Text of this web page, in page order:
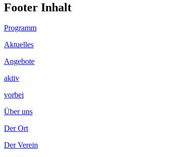
Footer Inhalt
Programm
Aktuelles
Angebote
aktiv
vorbei
Über uns
Der Ort
Der Verein